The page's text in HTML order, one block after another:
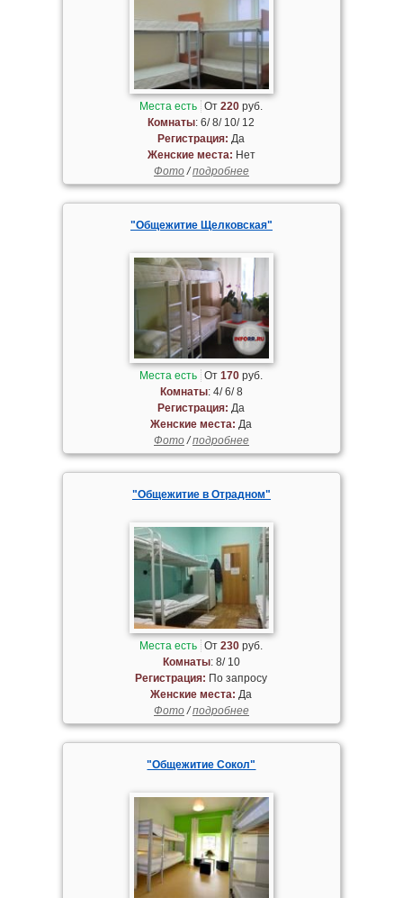
Места есть От220 руб.
Комнаты: 6/ 8/ 10/ 12
Регистрация: Да
Женские места: Нет
Фото/подробнее
"Общежитие Щелковская"
Места есть От170 руб.
Комнаты: 4/ 6/ 8
Регистрация: Да
Женские места: Да
Фото/подробнее
"Общежитие в Отрадном"
Места есть От230 руб.
Комнаты: 8/ 10
Регистрация: По запросу
Женские места: Да
Фото/подробнее
"Общежитие Сокол"